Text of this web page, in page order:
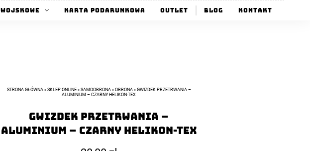
Wojskowe Karta Podarunkowa Outlet Blog Kontakt
STRONA GŁÓWNA» SKLEP ONLINE» SAMOOBRONA» OBRONA» GWIZDEK PRZETRWANIA –
ALUMINIUM – CZARNY HELIKON-TEX
Gwizdek Przetrwania –
Aluminium – Czarny Helikon-Tex